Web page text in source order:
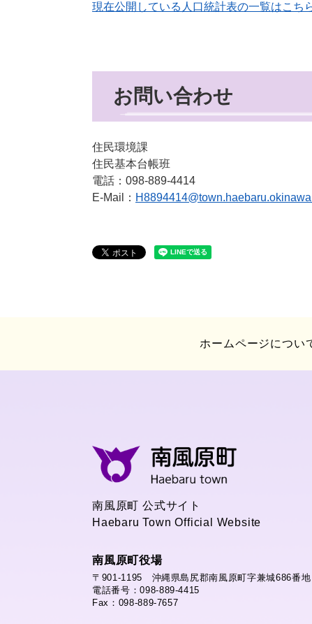
現在公開している人口統計表の一覧はこち
お問い合わせ
住民環境課
住民基本台帳班
電話：098-889-4414
E-Mail：
ホームページについ
南風原町 公式サイト
Haebaru Town Official Website
南風原町役場
〒901-1195 沖縄県島尻郡南風原町字兼城686番地
電話番号：098-889-4415
Fax：098-889-7657